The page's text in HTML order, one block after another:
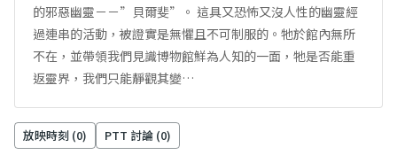
的邪惡幽靈－－”貝爾斐”。 這具又恐怖又沒人性的幽靈經
過連串的活動，被證實是無懼且不可制服的。牠於館內無所
不在，並帶領我們見識博物館鮮為人知的一面，牠是否能重
返靈界，我們只能靜觀其變…
放映時刻 (0) PTT 討論 (0)